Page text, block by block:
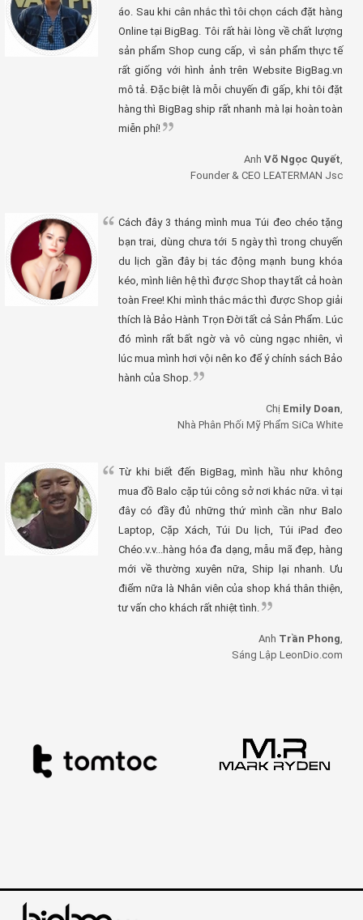
áo. Sau khi cân nhắc thì tôi chọn cách đặt hàng
Online tại BigBag. Tôi rất hài lòng về chất lượng
sản phẩm Shop cung cấp, vì sản phẩm thực tế
rất giống với hình ảnh trên Website BigBag.vn
mô tả. Đặc biệt là mỗi chuyến đi gấp, khi tôi đặt
hàng thì BigBag ship rất nhanh mà lại hoàn toàn
miễn phí!
Anh Võ Ngọc Quyết,
Founder & CEO LEATERMAN Jsc
Cách đây 3 tháng mình mua Túi đeo chéo tặng
bạn trai, dùng chưa tới 5 ngày thì trong chuyến
du lịch gần đây bị tác động mạnh bung khóa
kéo, mình liên hệ thì được Shop thay tất cả hoàn
toàn Free! Khi mình thắc mắc thì được Shop giải
thích là Bảo Hành Trọn Đời tất cả Sản Phẩm. Lúc
đó mình rất bất ngờ và vô cùng ngạc nhiên, vì
lúc mua mình hơi vội nên ko để ý chính sách Bảo
hành của Shop.
Chị Emily Doan,
Nhà Phân Phối Mỹ Phẩm SiCa White
Từ khi biết đến BigBag, mình hầu như không
mua đồ Balo cặp túi công sở nơi khác nữa. vì tại
đây có đầy đủ những thứ mình cần như Balo
Laptop, Cặp Xách, Túi Du lịch, Túi iPad đeo
Chéo.v.v...hàng hóa đa dạng, mẫu mã đẹp, hàng
mới về thường xuyên nữa, Ship lại nhanh. Ưu
điểm nữa là Nhân viên của shop khá thân thiện,
tư vấn cho khách rất nhiệt tình.
Anh Trần Phong,
Sáng Lập LeonDio.com